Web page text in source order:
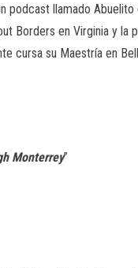
podcast llamado Abuelito
Borders en Virginia y la
cursa su Maestría en
Monterrey”